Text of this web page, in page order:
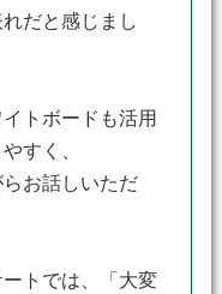
だと感じまし
トボードも活用
すく、
お話しいただ
トでは、「大変